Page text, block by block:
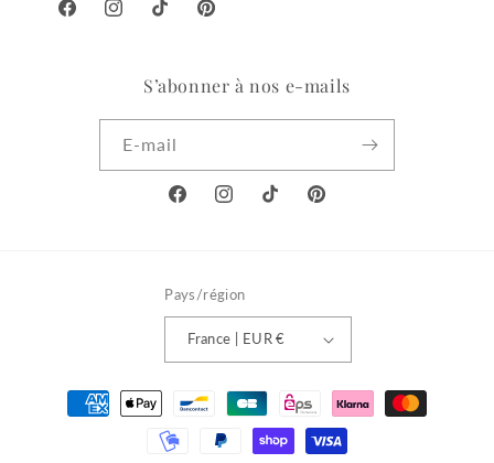
FacebookInstagramTikTok Pinterest
S’abonner à nos e-mails
E-mail
FacebookInstagramTikTok Pinterest
Pays/région
France | EUR €
Moyens